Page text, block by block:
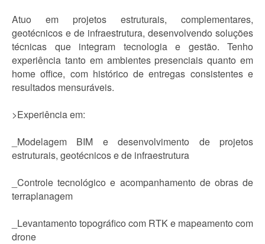
Atuo em projetos estruturais, complementares,
geotécnicos e de infraestrutura, desenvolvendo soluções
técnicas que integram tecnologia e gestão. Tenho
experiência tanto em ambientes presenciais quanto em
home office, com histórico de entregas consistentes e
resultados mensuráveis.
>Experiência em:
_Modelagem BIM e desenvolvimento de projetos
estruturais, geotécnicos e de infraestrutura
_Controle tecnológico e acompanhamento de obras de
terraplanagem
_Levantamento topográfico com RTK e mapeamento com
drone